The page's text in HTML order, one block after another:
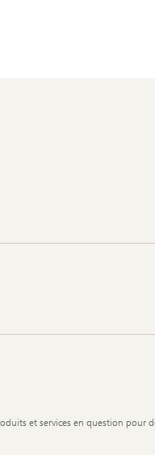
et services en question pour